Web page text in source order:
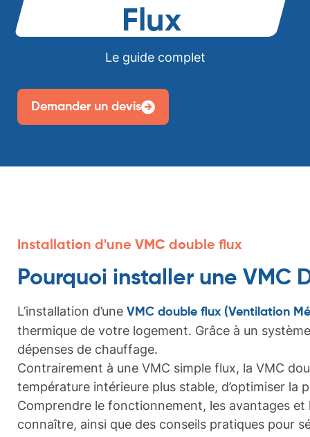
Flux
Le guide complet
Demander un devis
Installation d'une VMC double flux
Pourquoi installer une VMC
L’installation d’une VMC double flux (Ventilation
thermique de votre logement. Grâce à un
dépenses de chauffage.
Contrairement à une VMC simple flux, la VMC
température intérieure plus stable, d’optimiser
Comprendre le fonctionnement, les avantages
connaître, ainsi que des conseils pratiques pour